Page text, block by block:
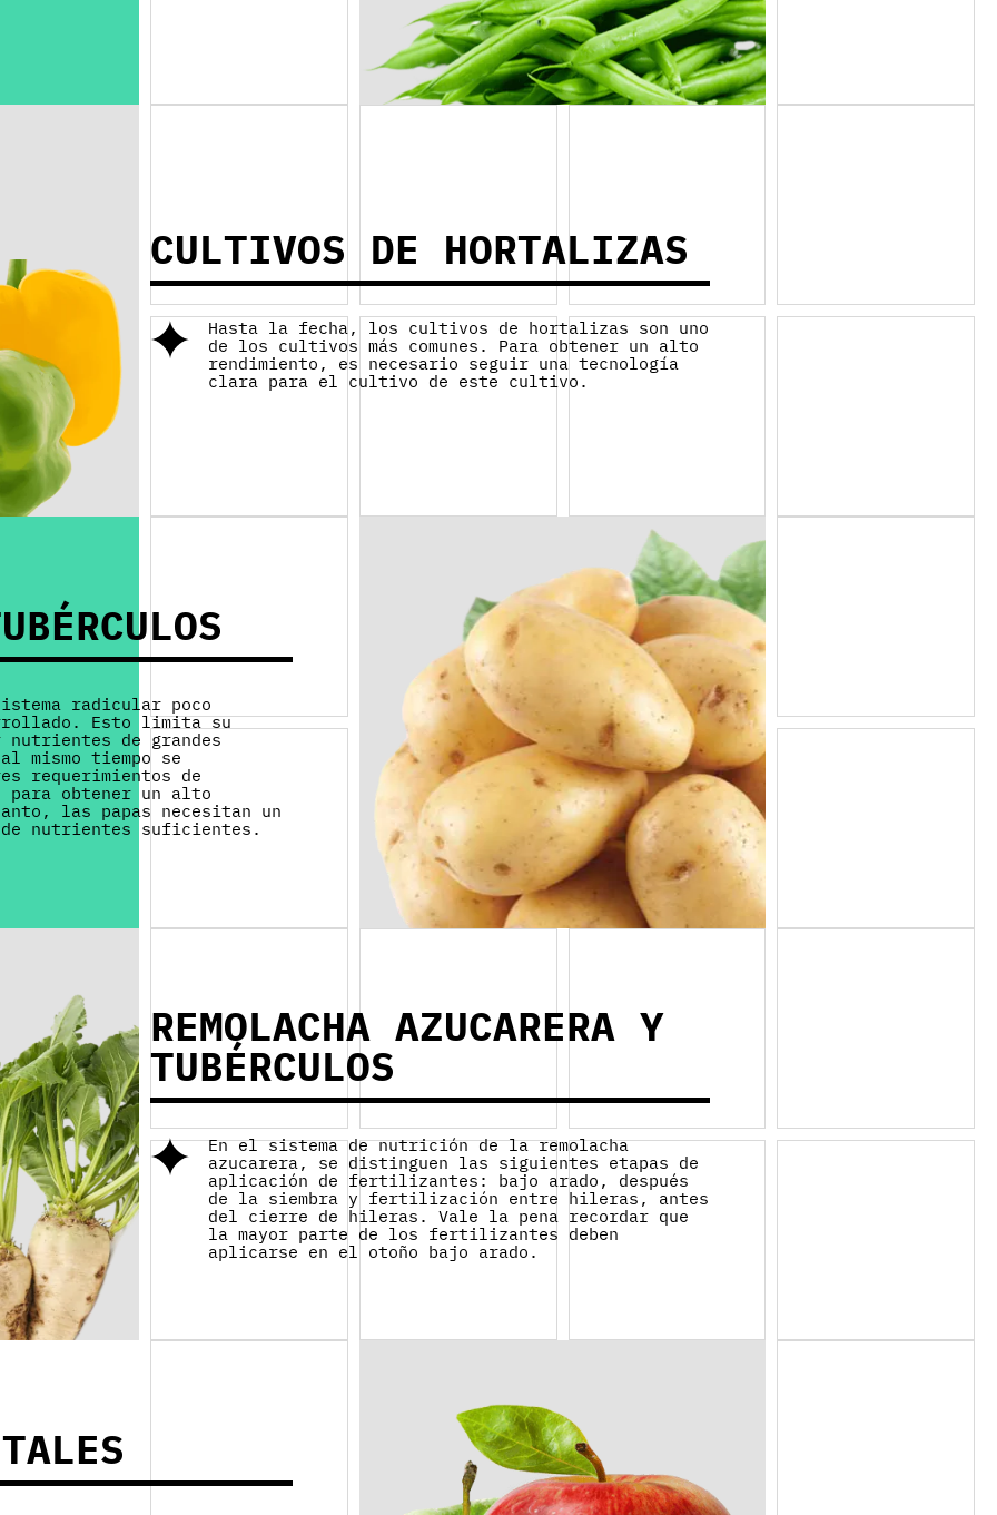
CULTIVOS DE HORTALIZAS
Hasta la fecha, los cultivos de hortalizas son uno
de los cultivos más comunes. Para obtener un alto
rendimiento, es necesario seguir una tecnología
clara para el cultivo de este cultivo.
radicular poco
Esto limita su
nutrientes de grandes
mismo tiempo se
requerimientos de
para obtener un alto
las papas necesitan un
nutrientes suficientes.
REMOLACHA AZUCARERA Y
TUBÉRCULOS
En el sistema de nutrición de la remolacha
azucarera, se distinguen las siguientes etapas de
aplicación de fertilizantes: bajo arado, después
de la siembra y fertilización entre hileras, antes
del cierre de hileras. Vale la pena recordar que
la mayor parte de los fertilizantes deben
aplicarse en el otoño bajo arado.